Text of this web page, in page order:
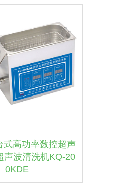
式高功率数控超声
声波清洗机KQ-20
0KDE